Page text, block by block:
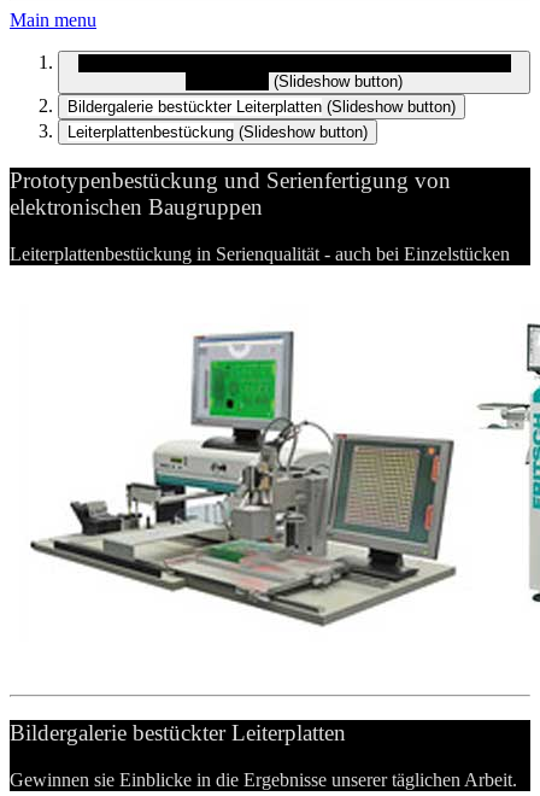
Main menu
(Slideshow button)
Bildergalerie bestückter Leiterplatten (Slideshow button)
Leiterplattenbestückung (Slideshow button)
Prototypenbestückung und Serienfertigung von
elektronischen Baugruppen
Leiterplattenbestückung in Serienqualität - auch bei Einzelstücken
Bildergalerie bestückter Leiterplatten
Gewinnen sie Einblicke in die Ergebnisse unserer täglichen Arbeit.